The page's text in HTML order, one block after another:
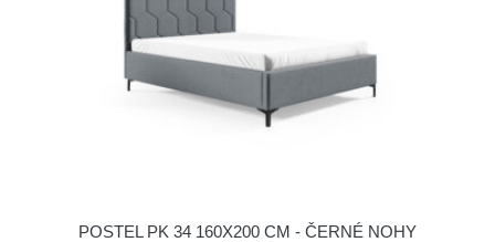
POSTEL PK 34 160X200 CM - ČERNÉ NOHY